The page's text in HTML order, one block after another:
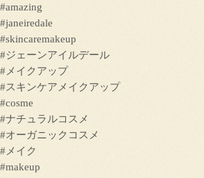
#amazing
#janeiredale
#skincaremakeup
#ジェーンアイルデール
#メイクアップ
#スキンケアメイクアップ
#cosme
#ナチュラルコスメ
#オーガニックコスメ
#メイク
#makeup